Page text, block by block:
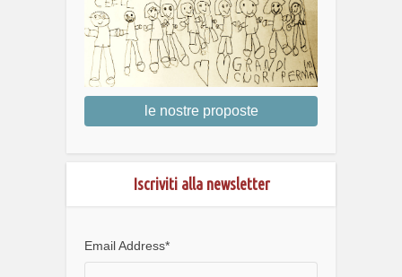
le nostre proposte
Iscriviti alla newsletter
Email Address*